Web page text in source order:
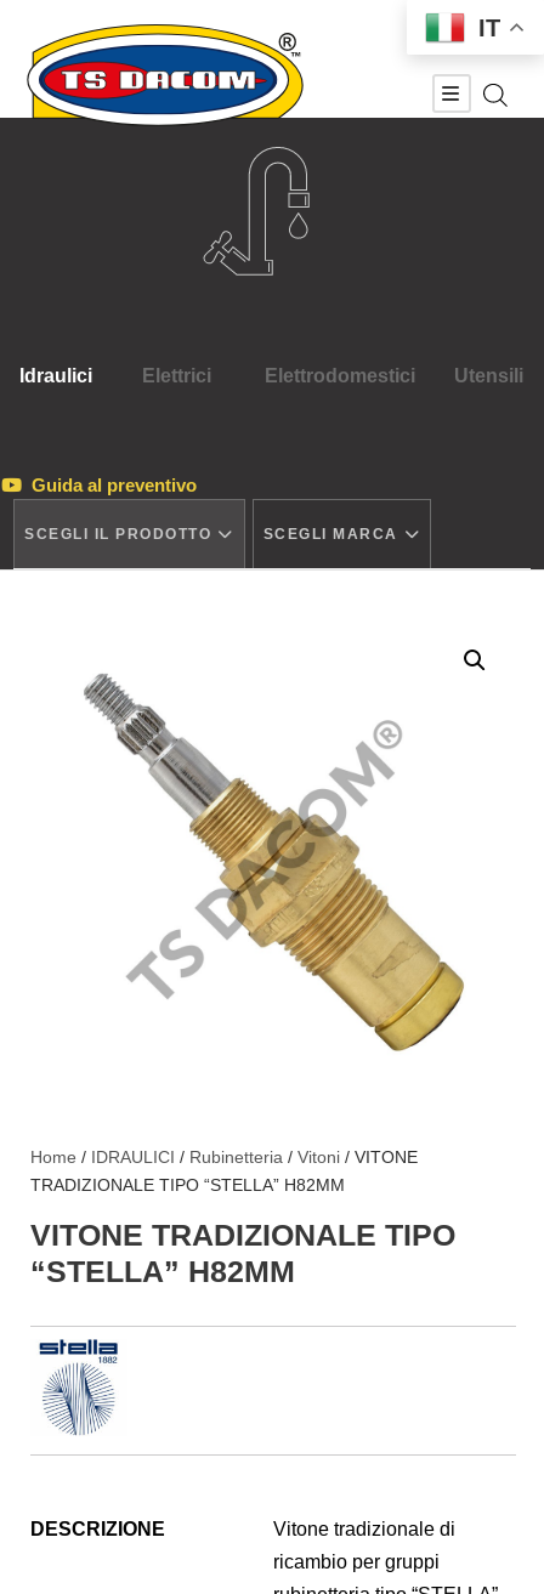
Idraulici Elettrici Elettrodomestici Utensili
Guida al preventivo
SCEGLI IL PRODOTTO SCEGLI MARCA
Home / IDRAULICI / Rubinetteria / Vitoni / VITONE
TRADIZIONALE TIPO “STELLA” H82MM
VITONE TRADIZIONALE TIPO
“STELLA” H82MM
DESCRIZIONE
Vitone tradizionale di
ricambio per gruppi
IT